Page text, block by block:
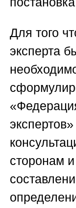
Для того
эксперта
экспертов»
сторонам